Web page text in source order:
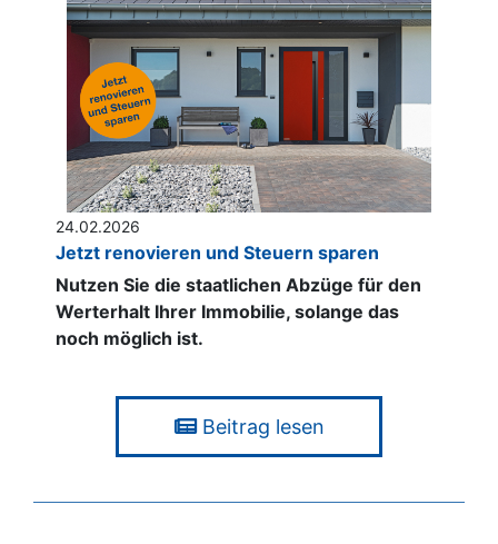
24.02.2026
Jetzt renovieren und Steuern sparen
Nutzen Sie die staatlichen Abzüge für den
Werterhalt Ihrer Immobilie, solange das
noch möglich ist.
Beitrag lesen